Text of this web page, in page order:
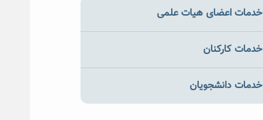
خدمات اعضای هیات علمی
خدمات کارکنان
خدمات دانشجویان